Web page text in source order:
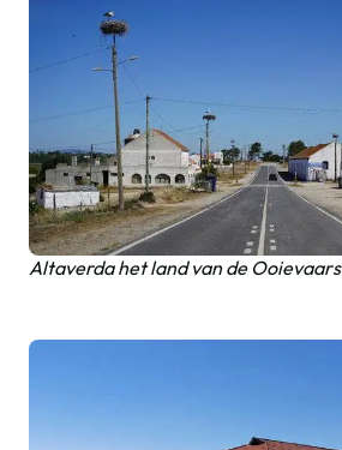
Altaverda het land van de Ooievaars